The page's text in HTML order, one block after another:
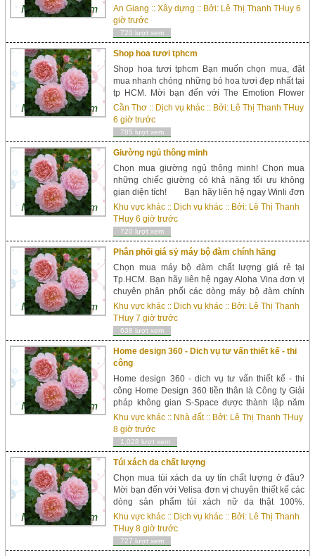
cấp vật liệu xây dựng uy tín hàng đầu hiện nay.
Mời bạn đến với công ty vật liệu xâ...
An Giang ::Xây dựng :: Bởi: Lê Thị Thanh THuy 6
giờ trước
720 lượt xem
Shop hoa tươi tphcm
Shop hoa tươi tphcm Bạn muốn chọn mua, đặt
mua nhanh chóng những bó hoa tươi đẹp nhất tại
tp HCM. Mời bạn đến với The Emotion Flower
thương hiệu hoa tươi cao cấp địa chỉ cung cấp
những sản phẩm hoa tươi xinh đẹp, phong phú
đa dạng về chủng loại. Shop hoa tươi The
Emotion Flower The Emotion Flower ...
Cần Thơ :: Dịch vụ khác :: Bởi: Lê Thị Thanh THuy
6 giờ trước
785 lượt xem
Giường ngủ thông minh
Chọn mua giường ngủ thông minh! Chọn mua
những chiếc giường có khả năng tối ưu không
gian diện tích! Bạn hãy liên hệ ngay Winli đơn
vị sản xuất, phân phối giường ngủ thông minh uy
tín với giá thành cạnh t...
Khu vực khác :: Dịch vụ khác :: Bởi: Lê Thị Thanh
THuy 6 giờ trước
720 lượt xem
Phân phối giá sỷ máy bộ đàm chính hãng
Chọn mua máy bộ đàm chất lượng giá rẻ tại
Tp.HCM. Bạn hãy liên hệ ngay Aloha Vina đơn vị
chuyên phân phối các dòng máy bộ đàm chính
hãng uy tín đảm bảo chất lượng. Aloha Vina Địa
chỉ: 46 Bạch Đằng, Phường 2, Quận T&...
Khu vực khác :: Dịch vụ khác :: Bởi: Lê Thị Thanh
THuy 7 giờ trước
638 lượt xem
Home design 360 - Dich vụ tư vấn thiết kế - thi
công
Home design 360 - dich vụ tư vấn thiết kế - thi
công Home Design 360 tiền thân là Công ty Giải
pháp không gian S-Space được thành lập năm
2001.Đến 2013,bước vào giai đoạn phát triển
mới,công ty chính thức đổi tên thành
Homedesign...
Khu vực khác :: Nhà đất:: Bởi: Lê Thị Thanh THuy
8 giờ trước
1,028 lượt xem
Túi xách da chất lượng
Chọn mua túi xách da uy tín chất lượng ở đâu?
Mời bạn đến với Velisa đơn vị chuyên thiết kế các
dòng sản phẩm túi xách nữ da thật 100%.
Thương hiệu đồ da cao cấp Velisa Velisa thương
hiệu túi xách da nữ cao cấp được thiết kế theo
phong c&aacut...
Khu vực khác :: Dịch vụ khác :: Bởi: Lê Thị Thanh
THuy 8 giờ trước
727 lượt xem